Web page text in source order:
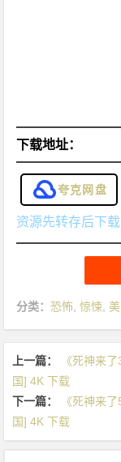
下载地址：
夸克网盘
资源先转存后下
分类： 恐怖 ,惊悚 ,
上一篇：
《死神来
国] 4K 下载
下一篇：
《死神来
国] 4K 下载